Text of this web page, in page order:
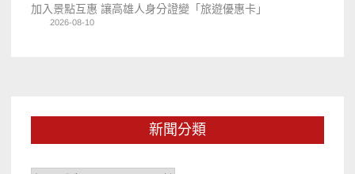
加入景點互惠 讓高雄人身分證變「旅遊優惠卡」
2026-08-10
新聞分類